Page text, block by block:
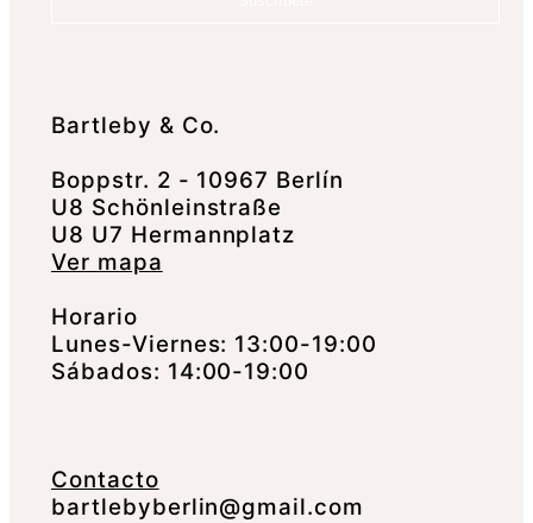
Bartleby & Co.
Boppstr. 2 - 10967 Berlín
U8 Schönleinstraße
U8 U7 Hermannplatz
Ver mapa
Horario
Lunes-Viernes: 13:00-19:00
Sábados: 14:00-19:00
Contacto
bartlebyberlin@gmail.com